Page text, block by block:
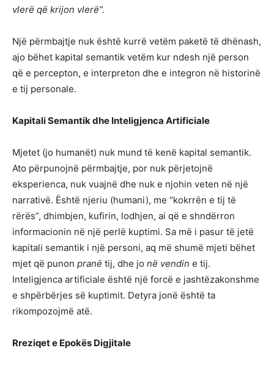
vlerë që krijon vlerë”.
Një përmbajtje nuk është kurrë vetëm paketë të dhënash,
ajo bëhet kapital semantik vetëm kur ndesh një person
që e percepton, e interpreton dhe e integron në historinë
e tij personale.
Kapitali Semantik dhe Inteligjenca Artificiale
Mjetet (jo humanët) nuk mund të kenë kapital semantik.
Ato përpunojnë përmbajtje, por nuk përjetojnë
eksperienca, nuk vuajnë dhe nuk e njohin veten në një
narrativë. Është njeriu (humani), me “kokrrën e tij të
rërës”, dhimbjen, kufirin, lodhjen, ai që e shndërron
informacionin në një perlë kuptimi. Sa më i pasur të jetë
kapitali semantik i një personi, aq më shumë mjeti bëhet
mjet që punon pranë tij, dhe jo në vendin e tij.
Inteligjenca artificiale është një forcë e jashtëzakonshme
e shpërbërjes së kuptimit. Detyra jonë është ta
rikompozojmë atë.
Rreziqet e Epokës Digjitale